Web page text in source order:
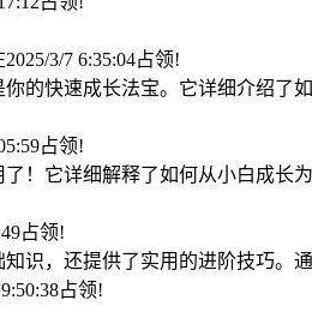
2025/3/7 6:35:04占领!
的快速成长法宝。它详细介绍
占领!
！它详细解释了如何从小白成
占领!
识，还提供了实用的进阶技巧。
占领!